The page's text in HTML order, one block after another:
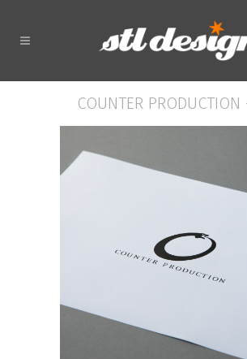
COUNTER PRODUCTION